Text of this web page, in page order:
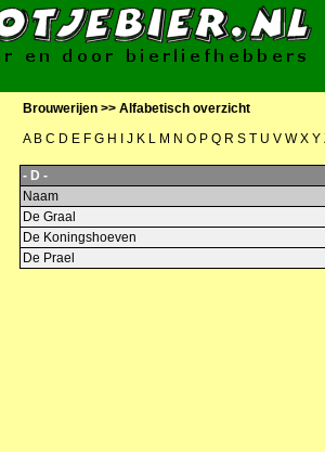
Brouwerijen >> Alfabetisch overzicht
A B C D E F G H J K L M N O P Q R S T U V W X Y
- D -
Naam
De Graal
De Koningshoeven
De Prael